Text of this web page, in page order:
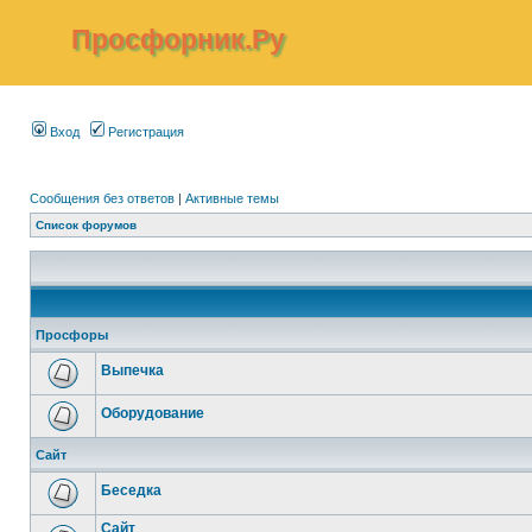
Просфорник.Ру
Вход Регистрация
Сообщения без ответов | Активные темы
Список форумов
Просфоры
Выпечка
Оборудование
Сайт
Беседка
Сайт